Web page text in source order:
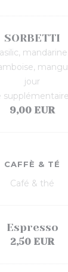
SORBETTI
jour
9,00 EUR
CAFFÈ & TÉ
Café & thé
Espresso
2,50 EUR